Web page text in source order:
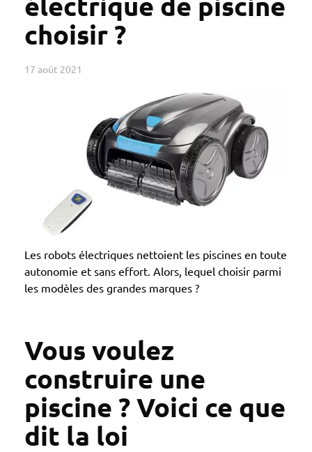
choisir ?
17 août 2021
Les robots électriques nettoient les piscines en toute
autonomie et sans effort. Alors, lequel choisir parmi
les modèles des grandes marques ?
Vous voulez
construire une
piscine ? Voici ce que
dit la loi